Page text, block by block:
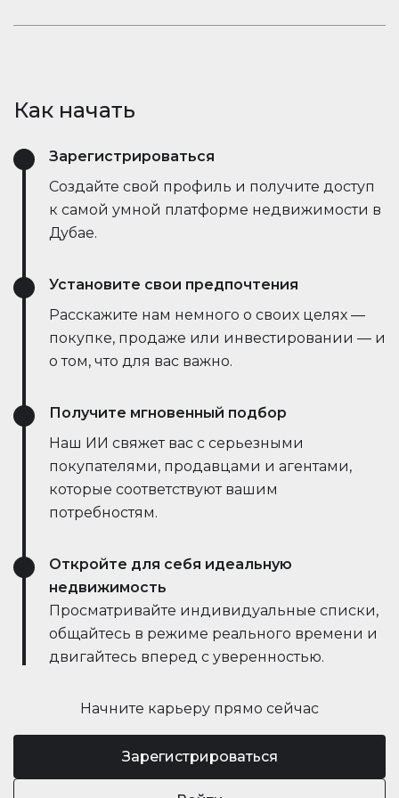
делая сделки быстрее и эффективнее, чем
приложениями. Задавайте вопросы, делитесь
режиме реального времени — всё в одном
месте.
Как начать
Начните карьеру прямо сейчас
Зарегистрироваться
Зарегистрироваться
Создайте свой профиль и получите доступ
к самой умной платформе недвижимости в
Дубае.
Установите свои предпочтения
Расскажите нам немного о своих целях —
покупке, продаже или инвестировании — и
о том, что для вас важно.
Получите мгновенный подбор
Наш ИИ свяжет вас с серьезными
покупателями, продавцами и агентами,
которые соответствуют вашим
потребностям.
Откройте для себя идеальную
недвижимость
Просматривайте индивидуальные списки,
общайтесь в режиме реального времени и
двигайтесь вперед с уверенностью.